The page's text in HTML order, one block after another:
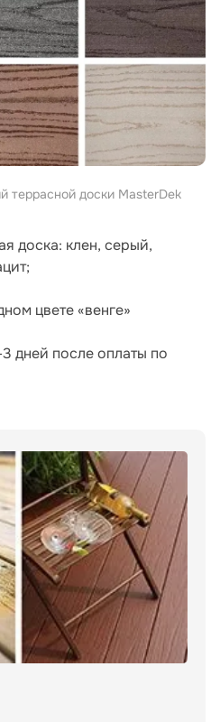
террасной доски MasterDek
доска: клен, серый,
цвете «венге»
дней после оплаты по